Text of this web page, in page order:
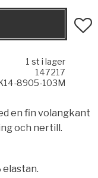
1 st i lager
147217
8905-103M
en fin volangkant
och nertill.
elastan.